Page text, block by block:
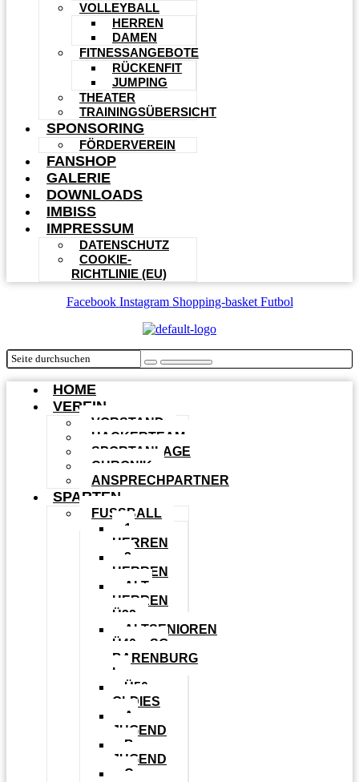
VOLLEYBALL
HERREN
DAMEN
FITNESSANGEBOTE
RÜCKENFIT
JUMPING
THEATER
TRAININGSÜBERSICHT
SPONSORING
FÖRDERVEREIN
FANSHOP
GALERIE
DOWNLOADS
IMBISS
IMPRESSUM
DATENSCHUTZ
COOKIE-
RICHTLINIE (EU)
Facebook Instagram Shopping-basket Futbol
HOME
VEREIN
VORSTAND
HACKERTEAM
SPORTANLAGE
CHRONIK
ANSPRECHPARTNER
SPARTEN
FUSSBALL
1.
HERREN
2.
HERREN
ALT-
HERREN
Ü32
ALTSENIOREN
Ü40 – SG
BARENBURG
I
Ü50
OLDIES
A-
JUGEND
B-
JUGEND
C-